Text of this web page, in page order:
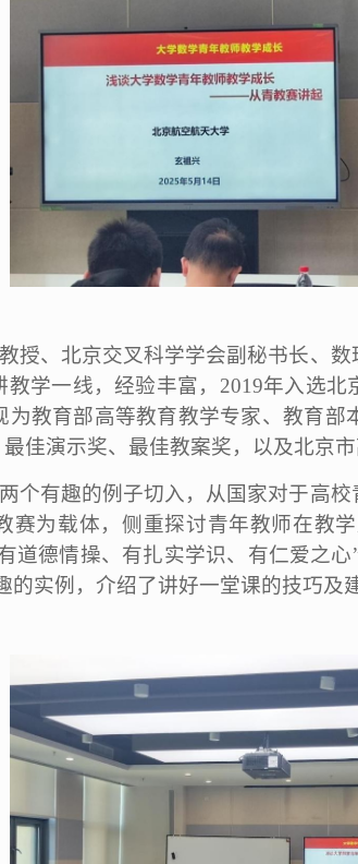
授、北京交叉科学学会副秘书长、
教学一线，经验丰富，2019年入选
为教育部高等教育教学专家、教育
佳演示奖、最佳教案奖，以及北京
个有趣的例子切入，从国家对于高
赛为载体，侧重探讨青年教师在教
道德情操、有扎实学识、有仁爱之
实例，介绍了讲好一堂课的技巧及